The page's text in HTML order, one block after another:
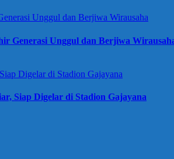
Generasi Unggul dan Berjiwa
Siap Digelar di Stadion Gajayana